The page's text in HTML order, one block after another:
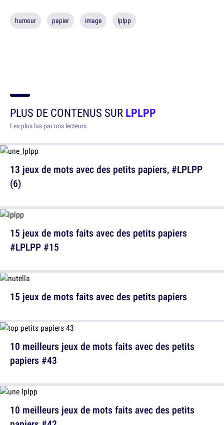
humour papier image lplpp
PLUS DE CONTENUS SURLPLPP
Les plus lus par nos lecteurs
13 jeux de mots avec des petits papiers, #LPLPP
(6)
15 jeux de mots faits avec des petits papiers
10 meilleurs jeux de mots faits avec des petits
papiers #43
15 jeux de mots faits avec des petits papiers
#LPLPP #15
10 meilleurs jeux de mots faits avec des petits